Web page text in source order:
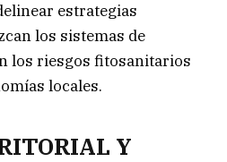
estrategias
los sistemas de
los riesgos fitosanitarios
locales.
Y